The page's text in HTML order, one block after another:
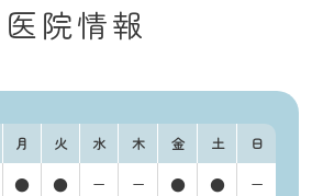
医院情報
月 火 水 木 金 土 日
● ● ー ー ● ●
ー